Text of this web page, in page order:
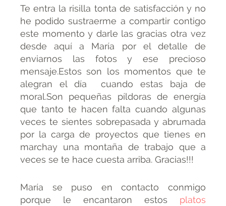
Te entra la risilla tonta de satisfacción y no
he podido sustraerme a compartir contigo
este momento y darle las gracias otra vez
desde aquí a María por el detalle de
enviarnos las fotos y ese precioso
mensaje.Estos son los momentos que te
alegran el día cuando estas baja de
moral.Son pequeñas píldoras de energía
que tanto te hacen falta cuando algunas
veces te sientes sobrepasada y abrumada
por la carga de proyectos que tienes en
marchay una montaña de trabajo que a
veces se te hace cuesta arriba. Gracias!!!
María se puso en contacto conmigo
porque le encantaron estos platos